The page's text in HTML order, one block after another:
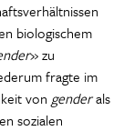
biologischem
» zu
fragte im
von genderals
sozialen